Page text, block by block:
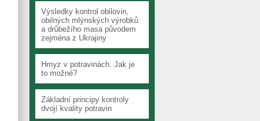
Výsledky kontrol obilovin,
obilných mlýnských výrobků
a drůbežího masa původem
zejména z Ukrajiny
Hmyz v potravinách. Jak je
to možné?
Základní principy kontroly
dvojí kvality potravin